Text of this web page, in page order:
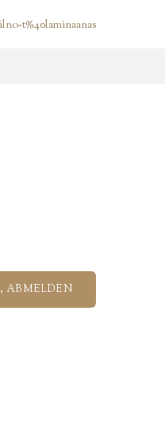
t%40laminaanas
ABMELDEN